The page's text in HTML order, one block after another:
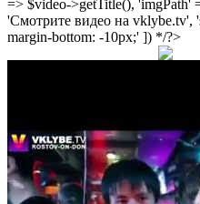
=> $video->getTitle(), 'imgPath'
'Смотрите видео на vklybe.tv',
margin-bottom: -10px;' ]) */?>